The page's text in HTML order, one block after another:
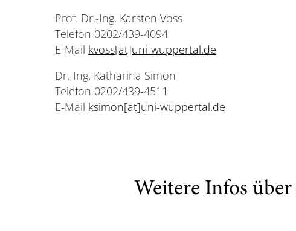
Prof. Dr.-Ing. Karsten Voss
Telefon 0202/439-4094
E-Mail kvoss[at]uni-wuppertal.de
Dr.-Ing. Katharina Simon
Telefon 0202/439-4511
E-Mail ksimon[at]uni-wuppertal.de
Weitere Infos